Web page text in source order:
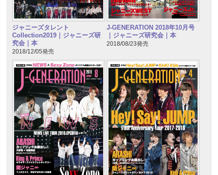
ジャニーズタレント
Collection2019｜ジャニーズ研
究会｜本
2018/12/05発売
J-GENERATION 2018年10月号
｜ジャニーズ研究会｜本
2018/08/23発売